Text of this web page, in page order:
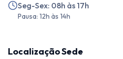
Seg-Sex: 08h às 17h
Pausa: 12h às 14h
Localização Sede